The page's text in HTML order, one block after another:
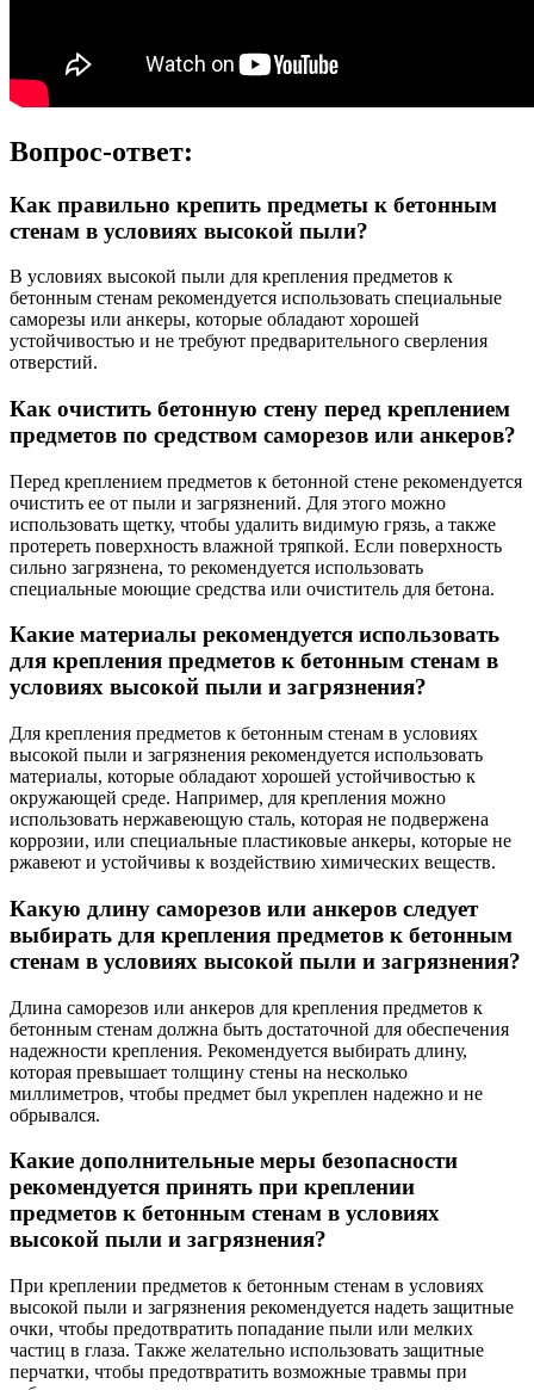
Вопрос-ответ:
Как правильно крепить предметы к бетонным
стенам в условиях высокой пыли?
В условиях высокой пыли для крепления предметов к
бетонным стенам рекомендуется использовать специальные
саморезы или анкеры, которые обладают хорошей
устойчивостью и не требуют предварительного сверления
отверстий.
Как очистить бетонную стену перед креплением
предметов по средством саморезов или анкеров?
Перед креплением предметов к бетонной стене рекомендуется
очистить ее от пыли и загрязнений. Для этого можно
использовать щетку, чтобы удалить видимую грязь, а также
протереть поверхность влажной тряпкой. Если поверхность
сильно загрязнена, то рекомендуется использовать
специальные моющие средства или очиститель для бетона.
Какие материалы рекомендуется использовать
для крепления предметов к бетонным стенам в
условиях высокой пыли и загрязнения?
Для крепления предметов к бетонным стенам в условиях
высокой пыли и загрязнения рекомендуется использовать
материалы, которые обладают хорошей устойчивостью к
окружающей среде. Например, для крепления можно
использовать нержавеющую сталь, которая не подвержена
коррозии, или специальные пластиковые анкеры, которые не
ржавеют и устойчивы к воздействию химических веществ.
Какую длину саморезов или анкеров следует
выбирать для крепления предметов к бетонным
стенам в условиях высокой пыли и загрязнения?
Длина саморезов или анкеров для крепления предметов к
бетонным стенам должна быть достаточной для обеспечения
надежности крепления. Рекомендуется выбирать длину,
которая превышает толщину стены на несколько
миллиметров, чтобы предмет был укреплен надежно и не
обрывался.
Какие дополнительные меры безопасности
рекомендуется принять при креплении
предметов к бетонным стенам в условиях
высокой пыли и загрязнения?
При креплении предметов к бетонным стенам в условиях
высокой пыли и загрязнения рекомендуется надеть защитные
очки, чтобы предотвратить попадание пыли или мелких
частиц в глаза. Также желательно использовать защитные
перчатки, чтобы предотвратить возможные травмы при